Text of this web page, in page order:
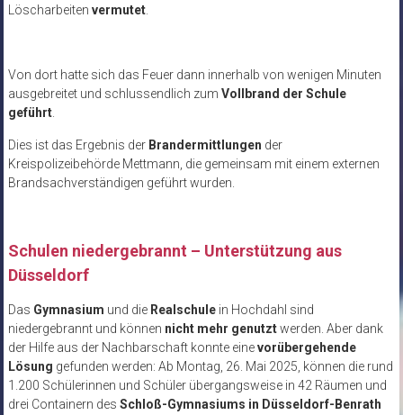
Löscharbeiten vermutet.
Von dort hatte sich das Feuer dann innerhalb von wenigen Minuten
ausgebreitet und schlussendlich zum Vollbrand der Schule
geführt.
Dies ist das Ergebnis der Brandermittlungen der
Kreispolizeibehörde Mettmann, die gemeinsam mit einem externen
Brandsachverständigen geführt wurden.
Schulen niedergebrannt – Unterstützung aus
Düsseldorf
Das Gymnasium und die Realschulein Hochdahl sind
niedergebrannt und können nicht mehr genutztwerden. Aber dank
der Hilfe aus der Nachbarschaft konnte einevorübergehende
Lösung gefunden werden: Ab Montag, 26. Mai 2025, können die rund
1.200 Schülerinnen und Schüler übergangsweise in 42 Räumen und
drei Containern des Schloß-Gymnasiums in Düsseldorf-Benrath